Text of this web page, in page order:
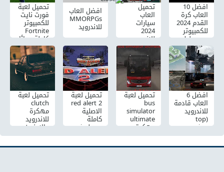
افضل 10
العاب كرة
القدم 2024
للكمبيوتر
يجب عليك
تجربتها
تحميل
العاب
سيارات
2024
للاندرويد
بدون نت
افضل العاب
MMORPGs
للاندرويد
تحميل لعبة
فورت نايت
للكمبيوتر
Fortnite
كاملة مجانًا
2024
افضل 6
العاب قادمة
للاندرويد
(top
upcoming
android
games) :
الاستراتيجية،
تحميل لعبة
bus
simulator
ultimate
مهكرة
علي
الكمبيوتر
تحميل لعبة
red alert 2
الاصلية
كاملة
windows
10/8/7
تحميل لعبة
clutch
مهكرة
للاندرويد
والايفون
والكمبيوتر
من ميديا
فاير